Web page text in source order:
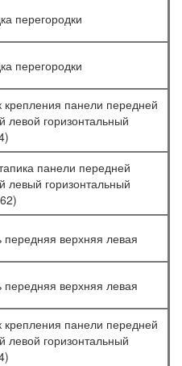
перегородки
перегородки
крепления панели передней
левой горизонтальный
панели передней
левый горизонтальный
передняя верхняя левая
передняя верхняя левая
крепления панели передней
левой горизонтальный